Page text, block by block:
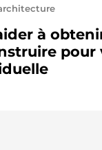
à
pour